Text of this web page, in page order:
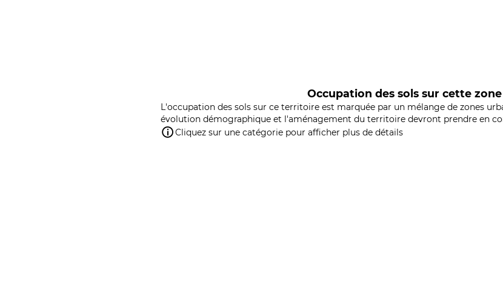
Occupation des sols sur cette zone
L'occupation des sols sur ce territoire est marquée par un mélange de zones
évolution démographique et l'aménagement du territoire devront prendre en
Cliquez sur une catégorie pour afficher plus de détails